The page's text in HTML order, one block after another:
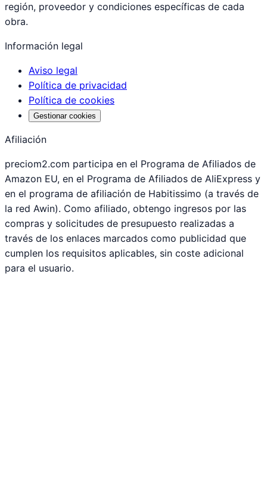
región, proveedor y condiciones específicas de cada
obra.
Información legal
Aviso legal
Política de privacidad
Política de cookies
Gestionar cookies
Afiliación
preciom2.com participa en el Programa de Afiliados de
Amazon EU, en el Programa de Afiliados de AliExpress y
en el programa de afiliación de Habitissimo (a través de
la red Awin). Como afiliado, obtengo ingresos por las
compras y solicitudes de presupuesto realizadas a
través de los enlaces marcados como publicidad que
cumplen los requisitos aplicables, sin coste adicional
para el usuario.